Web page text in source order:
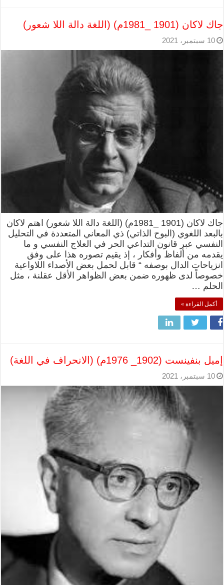
جاك لاكان (1901 _1981م) (اللغة دالة اللا شعور)
10 سبتمبر، 2021
جاك لاكان (1901 _1981م) (اللغة دالة اللا شعور) اهتم لاكان
بالبعد اللغوي (البوح الذاتي) ذي المعاني المتعددة في التحليل
النفسي عبر قانون التداعي الحر في العلاج النفسي و ما
يقدمه من ألفاظ وأفكار ، إذ يقيم تصوره هذا على وفق
انزياحات الدال بوصفه “ قابل لحمل بعض الأصداء اللاواعية
خصوصاً لدى ظهوره ضمن بعض الظواهر الأقل عقلنة ، مثل
الحلم …
أكمل القراءة »
إميل بنفينست (1902_ 1976م) (الانحراف في اللغة)
10 سبتمبر، 2021